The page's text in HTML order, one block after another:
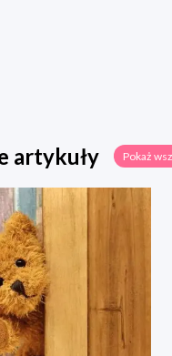
artykuły Pokaż